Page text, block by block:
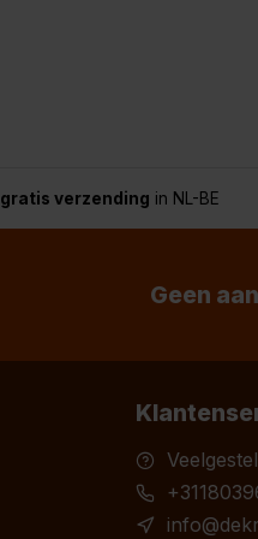
gratis verzending in NL-BE
Geen